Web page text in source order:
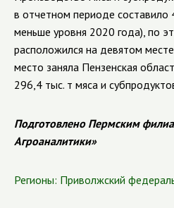
в отчетном периоде составило
меньше уровня 2020 года), по
расположился на девятом
место заняла Пензенская
296,4 тыс. т мяса и
Подготовлено Пермским
Агроаналитики»
Регионы: Приволжский